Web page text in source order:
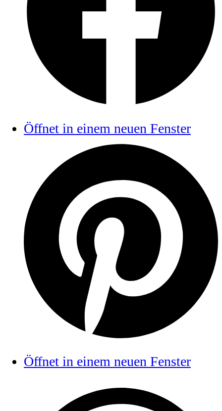
Öffnet in einem neuen Fenster
Öffnet in einem neuen Fenster